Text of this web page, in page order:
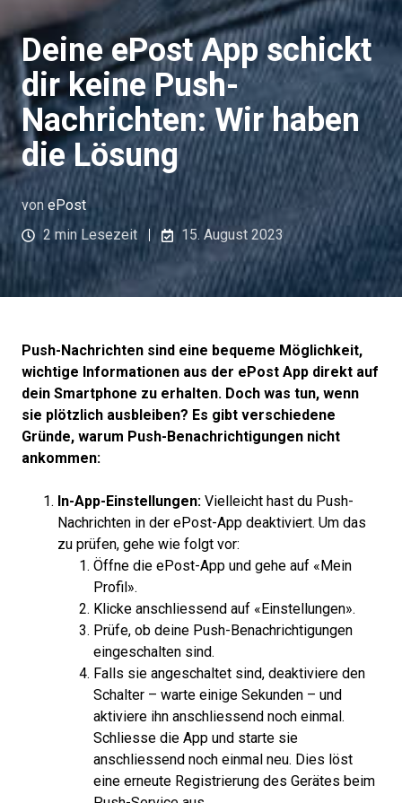
Deine ePost App schickt
dir keine Push-
Nachrichten: Wir haben
die Lösung
vonePost
2 min Lesezeit
15. August 2023
Push-Nachrichten sind eine bequeme Möglichkeit,
wichtige Informationen aus der ePost App direkt auf
dein Smartphone zu erhalten. Doch was tun, wenn
sie plötzlich ausbleiben? Es gibt verschiedene
Gründe, warum Push-Benachrichtigungen nicht
ankommen:
In-App-Einstellungen: Vielleicht hast du Push-
Nachrichten in der ePost-App deaktiviert. Um das
zu prüfen, gehe wie folgt vor:
Öffne die ePost-App und gehe auf «Mein
Profil».
Klicke anschliessend auf «Einstellungen».
Prüfe, ob deine Push-Benachrichtigungen
eingeschalten sind.
Falls sie angeschaltet sind, deaktiviere den
Schalter – warte einige Sekunden – und
aktiviere ihn anschliessend noch einmal.
Schliesse die App und starte sie
anschliessend noch einmal neu. Dies löst
eine erneute Registrierung des Gerätes beim